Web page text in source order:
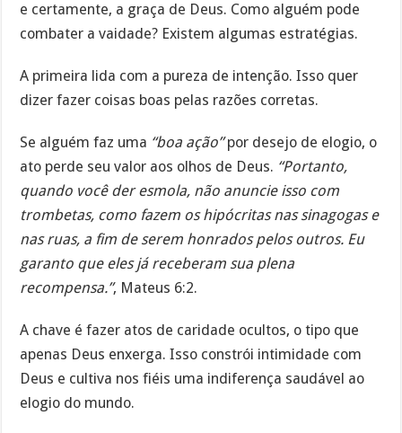
e certamente, a graça de Deus. Como alguém pode
combater a vaidade? Existem algumas estratégias.
A primeira lida com a pureza de intenção. Isso quer
dizer fazer coisas boas pelas razões corretas.
Se alguém faz uma “boa ação”por desejo de elogio, o
ato perde seu valor aos olhos de Deus. “Portanto,
quando você der esmola, não anuncie isso com
trombetas, como fazem os hipócritas nas sinagogas e
nas ruas, a fim de serem honrados pelos outros. Eu
garanto que eles já receberam sua plena
recompensa.”, Mateus 6:2.
A chave é fazer atos de caridade ocultos, o tipo que
apenas Deus enxerga. Isso constrói intimidade com
Deus e cultiva nos fiéis uma indiferença saudável ao
elogio do mundo.